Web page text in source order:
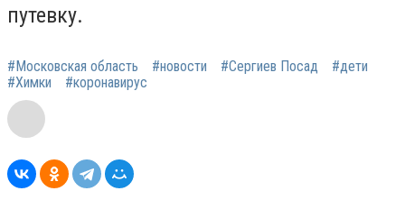
путевку.
#Московская область #новости #Сергиев Посад
#дети
#Химки
#коронавирус